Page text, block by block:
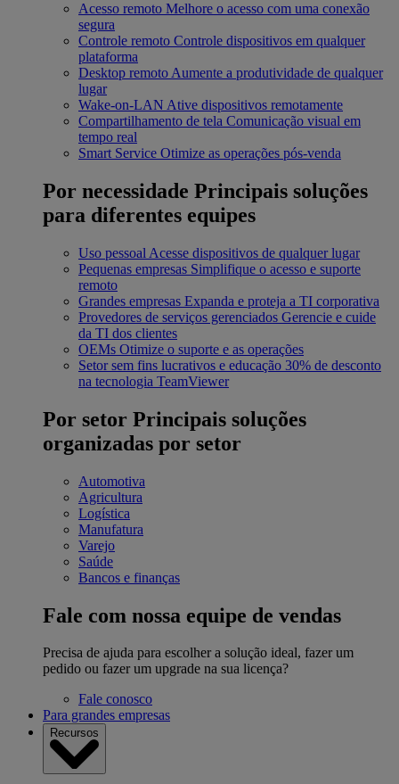
Acesso remoto Melhore o acesso com uma conexão
segura
Controle remoto Controle dispositivos em qualquer
plataforma
Desktop remoto Aumente a produtividade de qualquer
lugar
Wake-on-LAN Ative dispositivos remotamente
Compartilhamento de tela Comunicação visual em
tempo real
Smart Service Otimize as operações pós-venda
Por necessidade Principais soluções
para diferentes equipes
Uso pessoal Acesse dispositivos de qualquer lugar
Pequenas empresas Simplifique o acesso e suporte
remoto
Grandes empresas Expanda e proteja a TI corporativa
Provedores de serviços gerenciados Gerencie e cuide
da TI dos clientes
OEMs Otimize o suporte e as operações
Setor sem fins lucrativos e educação 30% de desconto
na tecnologia TeamViewer
Por setor Principais soluções
organizadas por setor
Automotiva
Agricultura
Logística
Manufatura
Varejo
Saúde
Bancos e finanças
Fale com nossa equipe de vendas
Precisa de ajuda para escolher a solução ideal, fazer um
pedido ou fazer um upgrade na sua licença?
Fale conosco
Para grandes empresas
Recursos